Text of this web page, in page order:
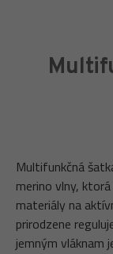
Multifunkčná
merino vlny,
materiály na
prirodzene
jemným vláknam